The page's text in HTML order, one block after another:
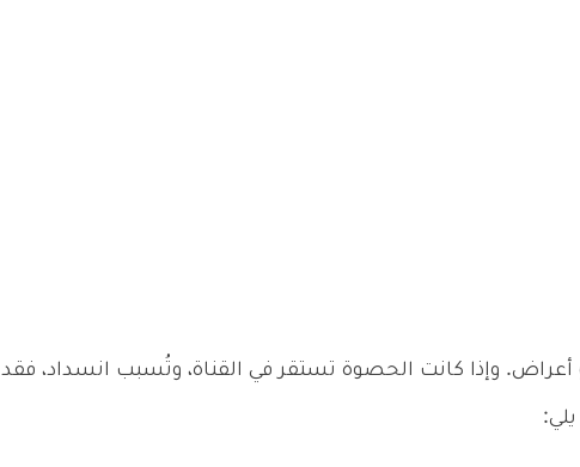
وإذا كانت الحصوة تستقر في القناة، وتُسبب انسداد، فقد